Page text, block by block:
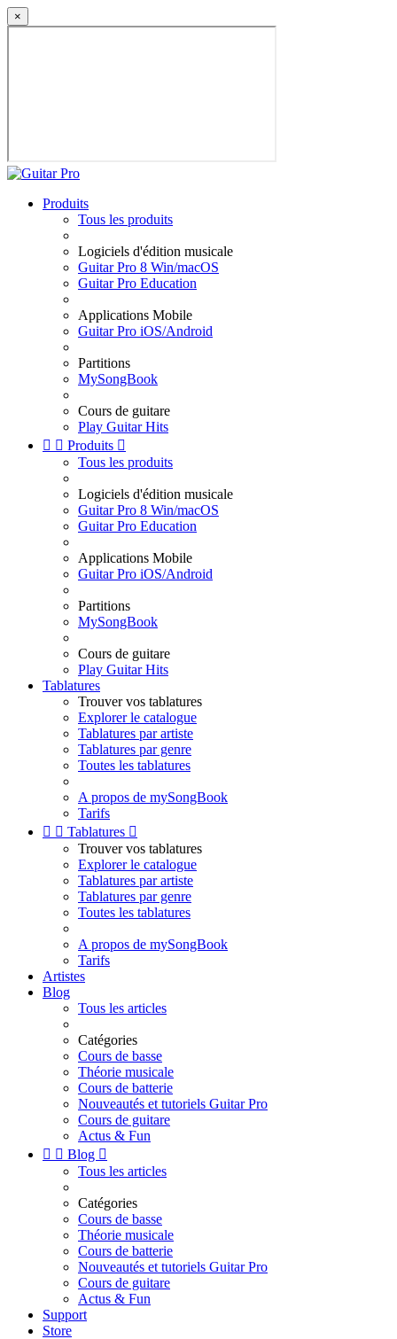
×
Produits
Tous les produits
Logiciels d'édition musicale
Guitar Pro 8 Win/macOS
Guitar Pro Education
Applications Mobile
Guitar Pro iOS/Android
Partitions
MySongBook
Cours de guitare
Play Guitar Hits
  Produits 
Tous les produits
Logiciels d'édition musicale
Guitar Pro 8 Win/macOS
Guitar Pro Education
Applications Mobile
Guitar Pro iOS/Android
Partitions
MySongBook
Cours de guitare
Play Guitar Hits
Tablatures
Trouver vos tablatures
Explorer le catalogue
Tablatures par artiste
Tablatures par genre
Toutes les tablatures
A propos de mySongBook
Tarifs
  Tablatures 
Trouver vos tablatures
Explorer le catalogue
Tablatures par artiste
Tablatures par genre
Toutes les tablatures
A propos de mySongBook
Tarifs
Artistes
Blog
Tous les articles
Catégories
Cours de basse
Théorie musicale
Cours de batterie
Nouveautés et tutoriels Guitar Pro
Cours de guitare
Actus & Fun
  Blog 
Tous les articles
Catégories
Cours de basse
Théorie musicale
Cours de batterie
Nouveautés et tutoriels Guitar Pro
Cours de guitare
Actus & Fun
Support
Store